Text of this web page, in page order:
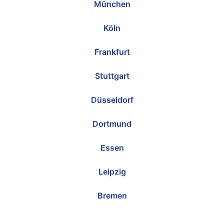
München
Köln
Frankfurt
Stuttgart
Düsseldorf
Dortmund
Essen
Leipzig
Bremen